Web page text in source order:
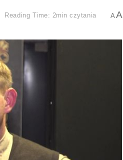
Reading Time: 2min czytania AA